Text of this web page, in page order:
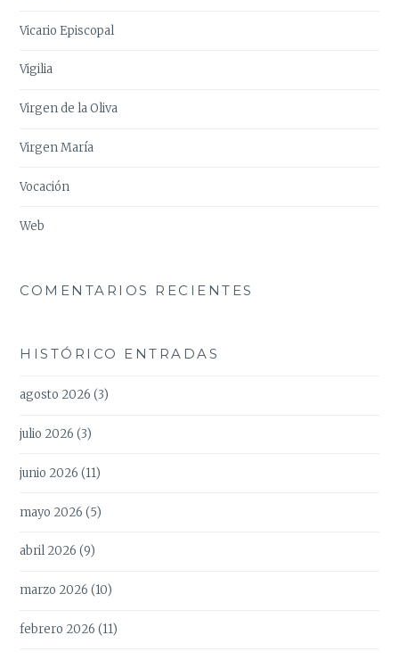
Vicario Episcopal
Vigilia
Virgen de la Oliva
Virgen María
Vocación
Web
COMENTARIOS RECIENTES
HISTÓRICO ENTRADAS
agosto 2026 (3)
julio 2026 (3)
junio 2026 (11)
mayo 2026 (5)
abril 2026 (9)
marzo 2026 (10)
febrero 2026 (11)